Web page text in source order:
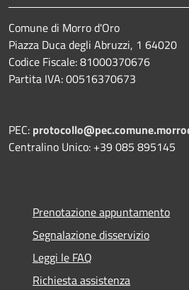
Comune di Morro d'Oro
Piazza Duca degli Abruzzi, 1 64020
Codice Fiscale: 81000370676
Partita IVA: 00516370673
PEC:
Centralino Unico: +39 085 895145
Prenotazione appuntamento
Segnalazione disservizio
Leggi le FAQ
Richiesta assistenza